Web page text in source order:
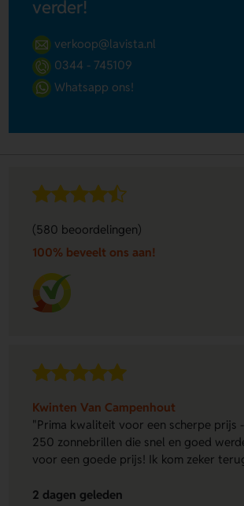
verder!
verkoop@lavista.nl
0344 - 745109
Whatsapp ons!
(580 beoordelingen)
100% beveelt ons aan!
Kwinten Van Campenhout
"Prima kwaliteit voor een scherpe prijs
250 zonnebrillen die snel en goed
voor een goede prijs! Ik kom zeker
2 dagen geleden